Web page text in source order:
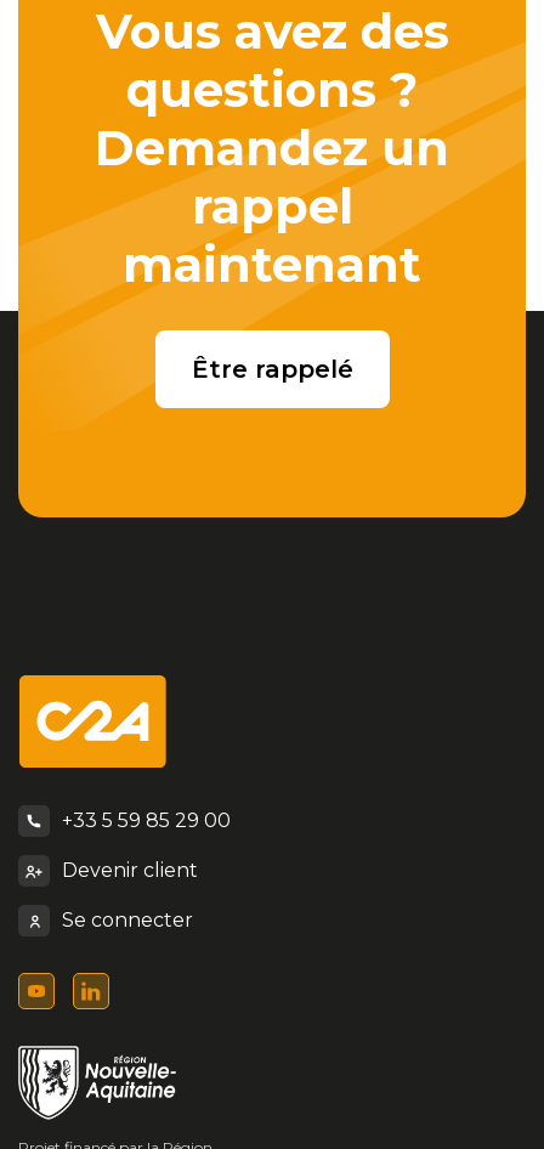
Vous avez des
questions ?
Demandez un
rappel
maintenant
Être rappelé
+33 5 59 85 29 00
Devenir client
Se connecter